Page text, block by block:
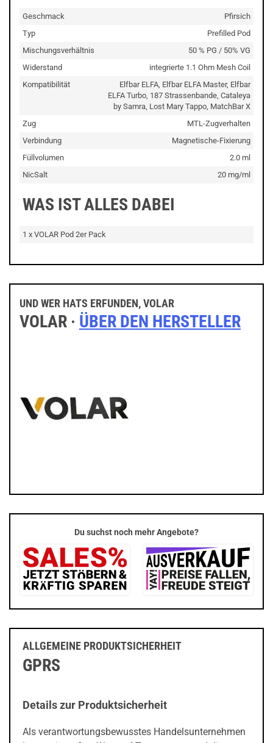
Geschmack
Pfirsich
Typ
Prefilled Pod
Mischungsverhältnis
50 % PG / 50% VG
Widerstand
integrierte 1.1 Ohm Mesh Coil
Kompatibilität
Elfbar ELFA, Elfbar ELFA Master, Elfbar
ELFA Turbo, 187 Strassenbande, Cataleya
by Samra, Lost Mary Tappo, MatchBar X
Zug
MTL-Zugverhalten
Verbindung
Magnetische-Fixierung
Füllvolumen
2.0 ml
NicSalt
20 mg/ml
WAS IST ALLES DABEI
1 x VOLAR Pod 2er Pack
UND WER HATS ERFUNDEN, VOLAR
VOLAR · ÜBER DEN HERSTELLER
Du suchst noch mehr Angebote?
ALLGEMEINE PRODUKTSICHERHEIT
GPRS
Details zur Produktsicherheit
Als verantwortungsbewusstes Handelsunternehmen